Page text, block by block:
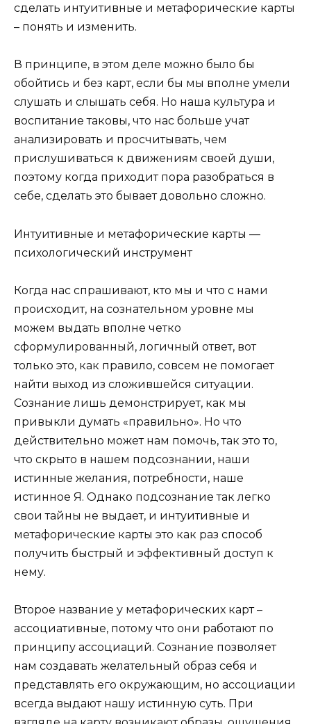
сделать интуитивные и метафорические карты
– понять и изменить.
В принципе, в этом деле можно было бы
обойтись и без карт, если бы мы вполне умели
слушать и слышать себя. Но наша культура и
воспитание таковы, что нас больше учат
анализировать и просчитывать, чем
прислушиваться к движениям своей души,
поэтому когда приходит пора разобраться в
себе, сделать это бывает довольно сложно.
Интуитивные и метафорические карты —
психологический инструмент
Когда нас спрашивают, кто мы и что с нами
происходит, на сознательном уровне мы
можем выдать вполне четко
сформулированный, логичный ответ, вот
только это, как правило, совсем не помогает
найти выход из сложившейся ситуации.
Сознание лишь демонстрирует, как мы
привыкли думать «правильно». Но что
действительно может нам помочь, так это то,
что скрыто в нашем подсознании, наши
истинные желания, потребности, наше
истинное Я. Однако подсознание так легко
свои тайны не выдает, и интуитивные и
метафорические карты это как раз способ
получить быстрый и эффективный доступ к
нему.
Второе название у метафорических карт –
ассоциативные, потому что они работают по
принципу ассоциаций. Сознание позволяет
нам создавать желательный образ себя и
представлять его окружающим, но ассоциации
всегда выдают нашу истинную суть. При